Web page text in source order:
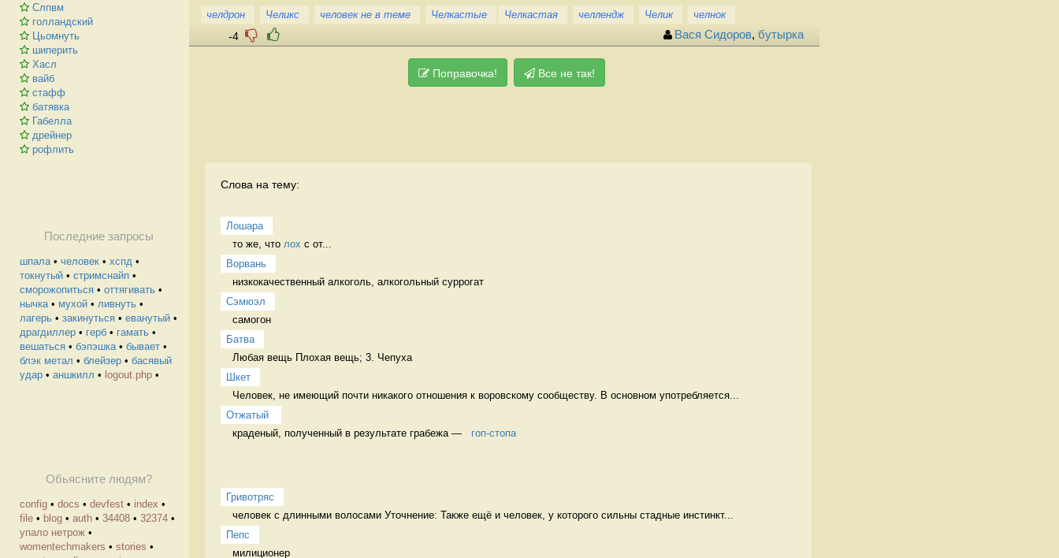
Слпвм
голландский
Цьомнуть
шиперить
Хасл
вайб
стафф
батявка
Габелла
дрейнер
рофлить
Последние запросы
шпала• человек • хспд •
токнутый • стримснайп •
сморожопиться • оттягивать •
нычка• мухой • ливнуть •
лагерь • закинуться • еванутый •
драгдиллер • герб • гамать •
вешаться • бэпэшка• бывает •
блэк метал • блейзер • басявый
удар • аншкилл • logout.php •
Обьясните людям?
config • docs • devfest • index •
file • blog • auth • 34408 • 32374 •
упало нетрож •
womentechmakers • stories •
челдрон
Челикс человек не в теме Челкастые Челкастая челлендж Челик челнок
-4 Вася Сидоров, бутырка
Поправочка! Все не так!
Слова на тему:
Лошара
то же, что лох с от...
Ворвань
низкокачественный алкоголь, алкогольный суррогат
Сэмюэл
самогон
Батва
Любая вещь Плохая вещь; 3. Чепуха
Шкет
Человек, не имеющий почти никакого отношения к воровскому сообществу. В основном употребляется...
Отжатый
краденый, полученный в результате грабежа — гоп-стопа
Гривотряс
человек с длинными волосами Уточнение: Также ещё и человек, у которого сильны стадные инстинкт...
Пепс
милиционер